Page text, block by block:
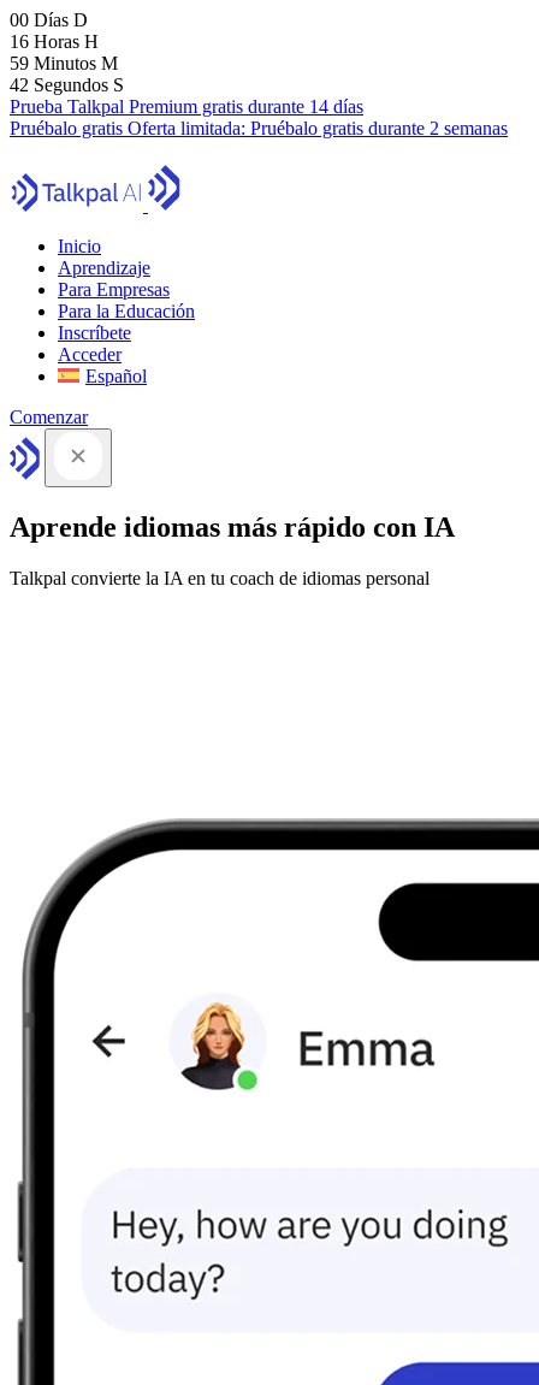
00 Días D
16 Horas H
59 Minutos M
41 Segundos S
Prueba Talkpal Premium gratis durante 14 días
Pruébalo gratis Oferta limitada: Pruébalo gratis durante 2 semanas
Inicio
Aprendizaje
Para Empresas
Para la Educación
Inscríbete
Acceder
Español
Comenzar
Aprende idiomas más rápido con IA
Talkpal convierte la IA en tu coach de idiomas personal